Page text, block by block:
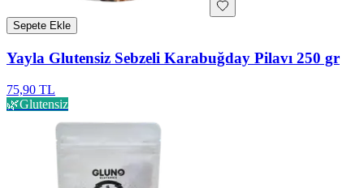
Sepete Ekle
Yayla Glutensiz Sebzeli Karabuğday Pilavı 250 gr
75,90 TL
🌿Glutensiz